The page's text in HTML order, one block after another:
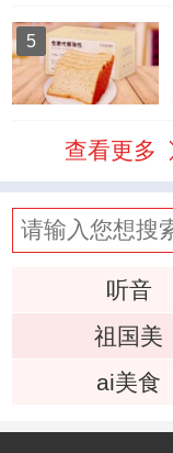
5
查看更多
听音
祖国美
ai美食